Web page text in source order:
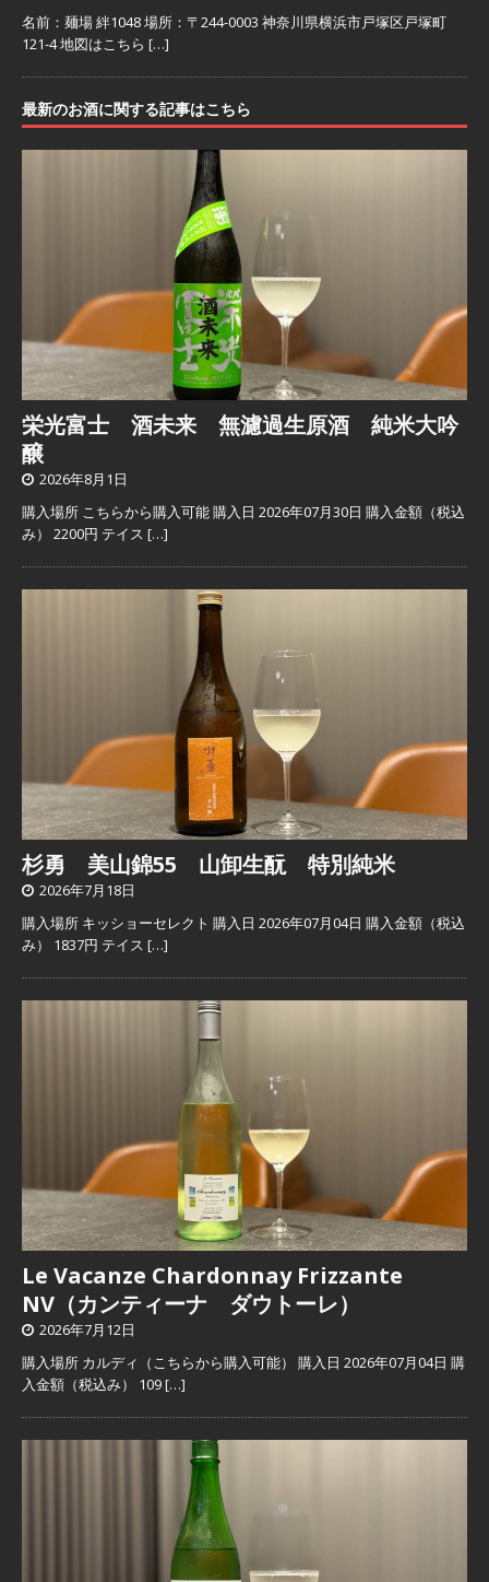
名前：麺場 絆1048 場所：〒244-0003 神奈川県横浜市戸塚区戸塚町
121-4 地図はこちら […]
最新のお酒に関する記事はこちら
栄光富士 酒未来 無濾過生原酒 純米大吟
醸
2026年8月1日
購入場所 こちらから購入可能 購入日 2026年07月30日 購入金額（税込
み） 2200円 テイス […]
杉勇 美山錦55 山卸生酛 特別純米
2026年7月18日
購入場所 キッショーセレクト 購入日 2026年07月04日 購入金額（税込
み） 1837円 テイス […]
Le Vacanze Chardonnay Frizzante
NV（カンティーナ ダウトーレ）
2026年7月12日
購入場所 カルディ（こちらから購入可能） 購入日 2026年07月04日 購
入金額（税込み） 109[…]